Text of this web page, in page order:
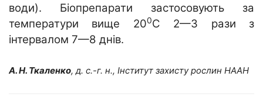
води). Біопрепарати застосовують за
температури вище 200С 2—3 рази з
інтервалом 7—8 днів.
А. Н. Ткаленко, д. с.-г. н., Інститут захисту рослин НААН